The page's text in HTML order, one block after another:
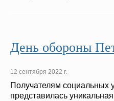
День обороны
12 сентября 2022 г.
Получателям
представилась